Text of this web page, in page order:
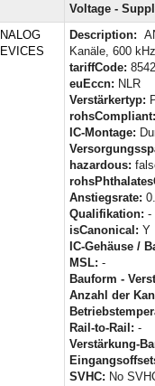
Voltage -
Description:
Kanäle, 600
tariffCode:
euEccn: NLR
Verstärkertyp:
rohsCompliant:
IC-Montage:
hazardous:
Anstiegsrate:
Qualifikation: -
isCanonical: Y
IC-Gehäuse /
MSL: -
Bauform -
Anzahl der
Rail-to-Rail: -
Verstärkung-
SVHC: No